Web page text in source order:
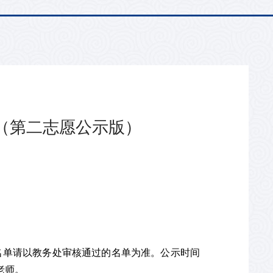
二志愿公示版）
请以教务处审核通过的名单为准。公示时间
。